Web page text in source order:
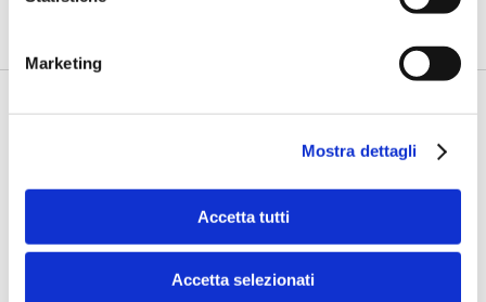
Marketing
Mostra dettagli
Accetta tutti
Accetta selezionati